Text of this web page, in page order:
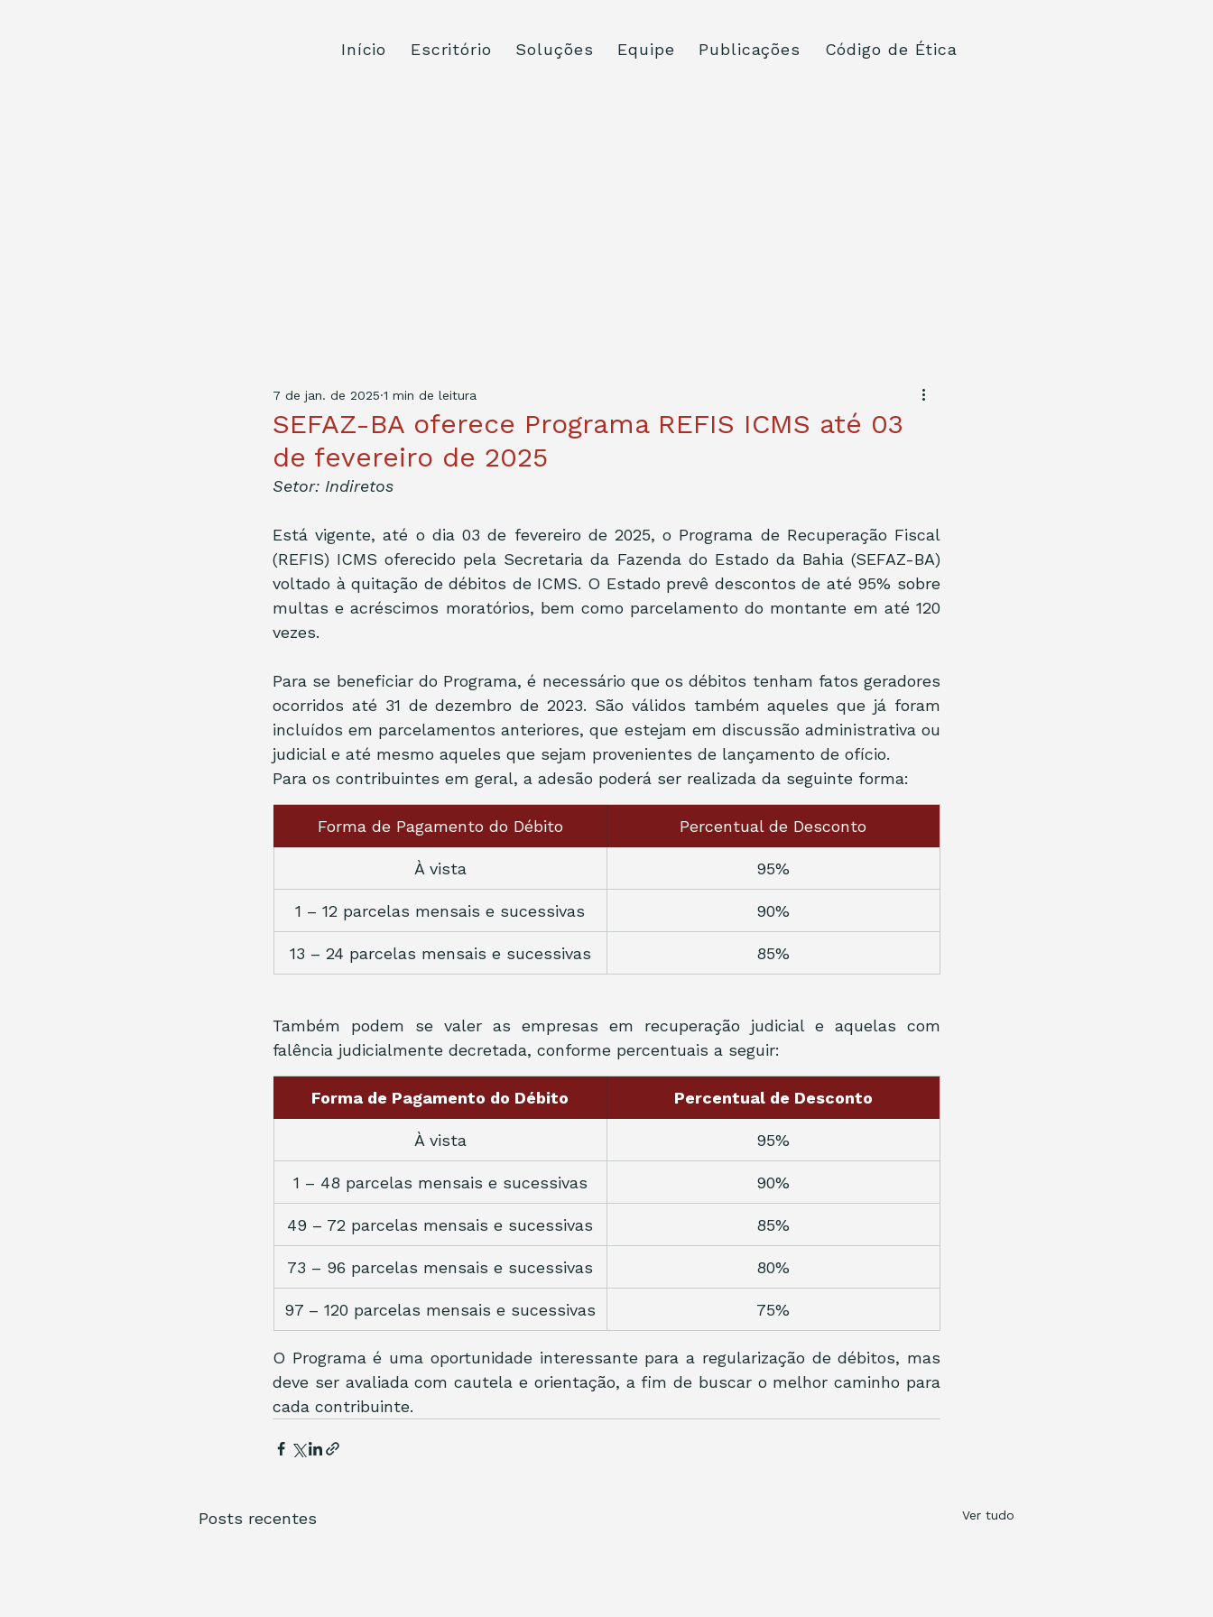
Início Escritório Soluções Equipe Publicações Código de Ética
SEFAZ-BA oferece Programa REFIS ICMS até 03
de fevereiro de 2025
7 de jan. de 2025 1 min de leitura
Setor: Indiretos
Está vigente, até o dia 03 de fevereiro de 2025, o Programa de Recuperação Fiscal
(REFIS) ICMS oferecido pela Secretaria da Fazenda do Estado da Bahia (SEFAZ-BA)
voltado à quitação de débitos de ICMS. O Estado prevê descontos de até 95% sobre
multas e acréscimos moratórios, bem como parcelamento do montante em até 120
vezes.
Para se beneficiar do Programa, é necessário que os débitos tenham fatos geradores
ocorridos até 31 de dezembro de 2023. São válidos também aqueles que já foram
incluídos em parcelamentos anteriores, que estejam em discussão administrativa ou
judicial e até mesmo aqueles que sejam provenientes de lançamento de ofício.
Para os contribuintes em geral, a adesão poderá ser realizada da seguinte forma:
Forma de Pagamento do Débito Percentual de Desconto
À vista 95%
1 – 12 parcelas mensais e sucessivas 90%
13 – 24 parcelas mensais e sucessivas 85%
Também podem se valer as empresas em recuperação judicial e aquelas com
falência judicialmente decretada, conforme percentuais a seguir:
Forma de Pagamento do Débito Percentual de Desconto
À vista 95%
1 – 48 parcelas mensais e sucessivas 90%
49 – 72 parcelas mensais e sucessivas 85%
73 – 96 parcelas mensais e sucessivas 80%
97 – 120 parcelas mensais e sucessivas 75%
O Programa é uma oportunidade interessante para a regularização de débitos, mas
deve ser avaliada com cautela e orientação, a fim de buscar o melhor caminho para
cada contribuinte.
Posts recentes Ver tudo